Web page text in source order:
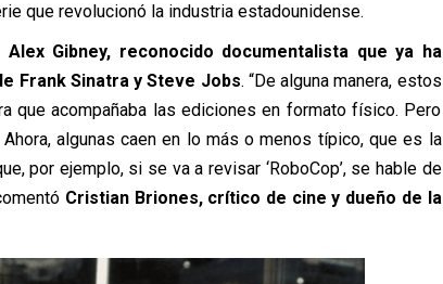
que revolucionó la industria estadounidense.
Gibney, reconocido documentalista que ya ha
Frank Sinatra y Steve Jobs. “De alguna manera, estos
que acompañaba las ediciones en formato físico. Pero
algunas caen en lo más o menos típico, que es la
por ejemplo, si se va a revisar ‘RoboCop’, se hable de
Cristian Briones, crítico de cine y dueño de la